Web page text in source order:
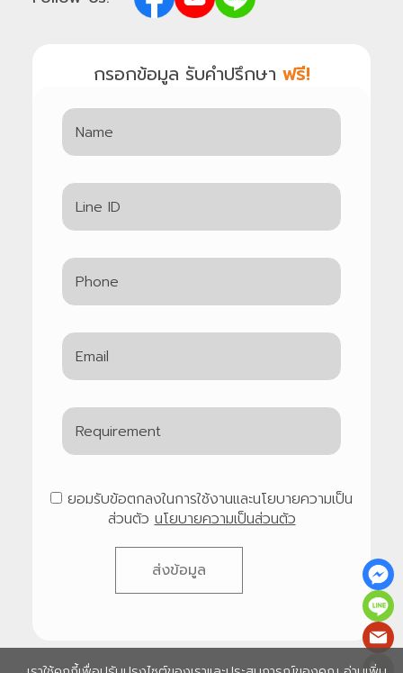
กรอกข้อมูล รับคำปรึกษา ฟรี!
ยอมรับข้อตกลงในการใช้งานและนโยบายความเป็น
ส่วนตัว นโยบายความเป็นส่วนตัว
ส่งข้อมูล